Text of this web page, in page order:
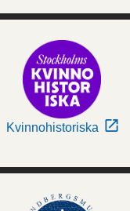
Kvinnohistoriska